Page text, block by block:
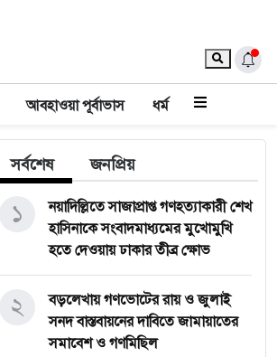
আবহাওয়া পূর্বাভাস ধর্ম
সর্বশেষ জনপ্রিয়
নয়াদিল্লিতে সাজাপ্রাপ্ত গণহত্যাকারী শেখ
হাসিনাকে সংবাদমাধ্যমের মুখোমুখি
হতে দেওয়ায় ঢাকার তীব্র ক্ষোভ
১
বড়লেখায় গণভোটের রায় ও জুলাই
সনদ বাস্তবায়নের দাবিতে জামায়াতের
সমাবেশ ও গণমিছিল
২